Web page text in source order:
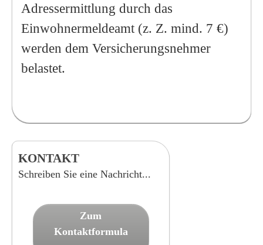
Adressermittlung durch das
Einwohnermeldeamt (z. Z. mind. 7 €)
werden dem Versicherungsnehmer
belastet.
KONTAKT
Schreiben Sie eine Nachricht...
Zum
Kontaktformula